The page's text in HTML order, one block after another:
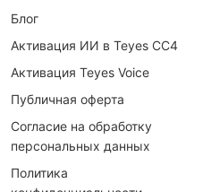
Блог
Активация ИИ в Teyes CC4
Активация Teyes Voice
Публичная оферта
Согласие на обработку
персональных данных
Политика